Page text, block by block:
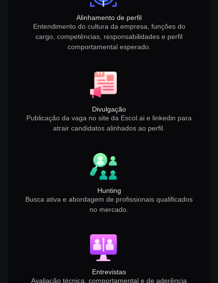
Alinhamento de perfil
Entendimento do cultura da empresa, funções do
cargo, competências, responsabilidades e perfil
comportamental esperado.
Divulgação
Publicação da vaga no site da Escol.ai e linkedin para
atrair candidatos alinhados ao perfil.
Hunting
Busca ativa e abordagem de profissionais qualificados
no mercado.
Entrevistas
Avaliação técnica, comportamental e de aderência